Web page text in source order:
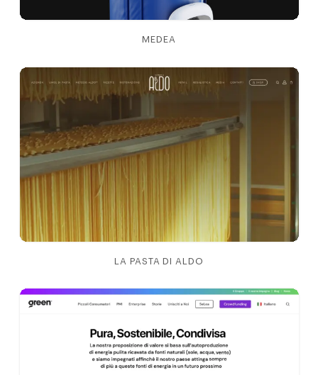
MEDEA
LA PASTA DI ALDO